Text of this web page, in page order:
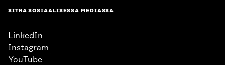
SITRA SOSIAALISESSA MEDIASSA
LinkedIn
Instagram
YouTube